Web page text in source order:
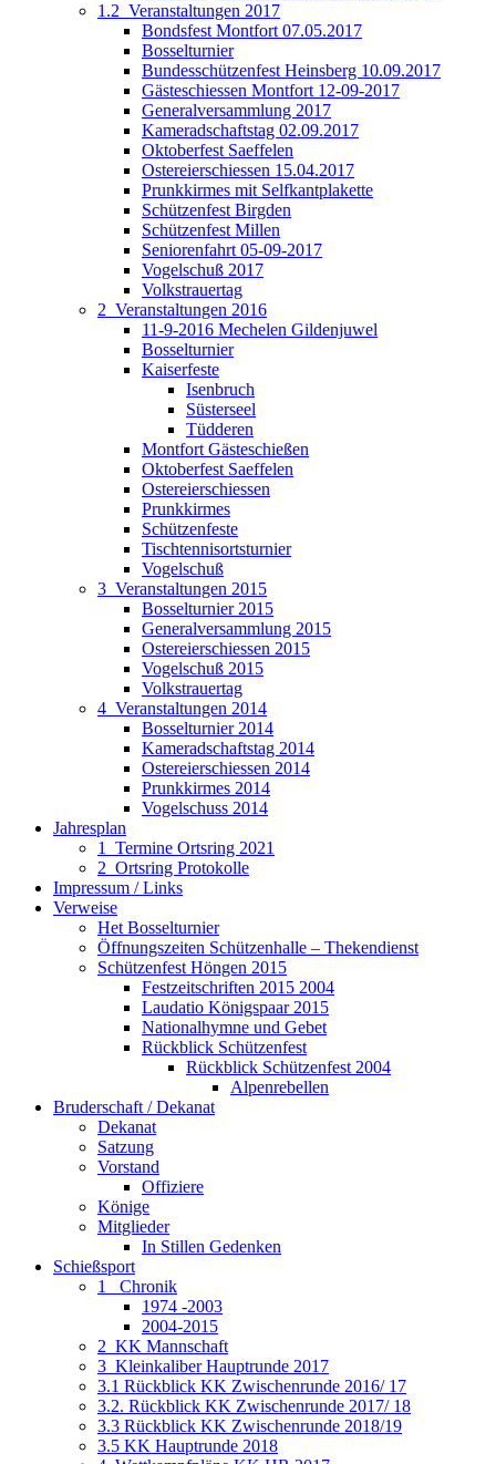
1.2_Veranstaltungen 2017
Bondsfest Montfort 07.05.2017
Bosselturnier
Bundesschützenfest Heinsberg 10.09.2017
Gästeschiessen Montfort 12-09-2017
Generalversammlung 2017
Kameradschaftstag 02.09.2017
Oktoberfest Saeffelen
Ostereierschiessen 15.04.2017
Prunkkirmes mit Selfkantplakette
Schützenfest Birgden
Schützenfest Millen
Seniorenfahrt 05-09-2017
Vogelschuß 2017
Volkstrauertag
2_Veranstaltungen 2016
11-9-2016 Mechelen Gildenjuwel
Bosselturnier
Kaiserfeste
Isenbruch
Süsterseel
Tüdderen
Montfort Gästeschießen
Oktoberfest Saeffelen
Ostereierschiessen
Prunkkirmes
Schützenfeste
Tischtennisortsturnier
Vogelschuß
3_Veranstaltungen 2015
Bosselturnier 2015
Generalversammlung 2015
Ostereierschiessen 2015
Vogelschuß 2015
Volkstrauertag
4_Veranstaltungen 2014
Bosselturnier 2014
Kameradschaftstag 2014
Ostereierschiessen 2014
Prunkkirmes 2014
Vogelschuss 2014
Jahresplan
1_Termine Ortsring 2021
2_Ortsring Protokolle
Impressum / Links
Verweise
Het Bosselturnier
Öffnungszeiten Schützenhalle – Thekendienst
Schützenfest Höngen 2015
Festzeitschriften 2015 2004
Laudatio Königspaar 2015
Nationalhymne und Gebet
Rückblick Schützenfest
Rückblick Schützenfest 2004
Alpenrebellen
Bruderschaft / Dekanat
Dekanat
Satzung
Vorstand
Offiziere
Könige
Mitglieder
In Stillen Gedenken
Schießsport
1_ Chronik
1974 -2003
2004-2015
2_KK Mannschaft
3_Kleinkaliber Hauptrunde 2017
3.1 Rückblick KK Zwischenrunde 2016/ 17
3.2. Rückblick KK Zwischenrunde 2017/ 18
3.3 Rückblick KK Zwischenrunde 2018/19
3.5 KK Hauptrunde 2018